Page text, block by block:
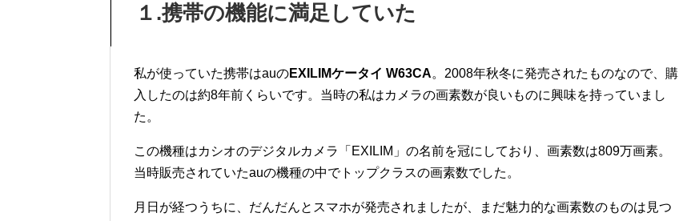
１ .携帯の機能に満足していた
私が使っていた携帯はauのEXILIMケータイ W63CA。 2008年秋冬に発売されたものなので、購
入したのは約8年前くらいです。当時の私はカメラの画素数が良いものに興味を持っていまし
た。
この機種はカシオのデジタルカメラ「 EXILIM 」の名前を冠にしており、画素数は809万画素。
当時販売されていたauの機種の中でトップクラスの画素数でした。
月日が経つうちに、だんだんとスマホが発売されましたが、まだ魅力的な画素数のものは見つ